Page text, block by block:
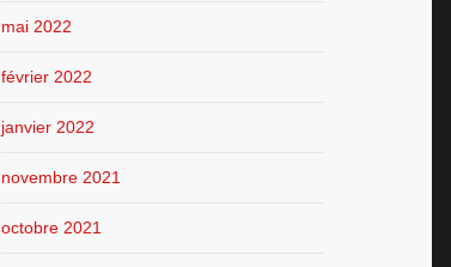
mai 2022
février 2022
janvier 2022
novembre 2021
octobre 2021